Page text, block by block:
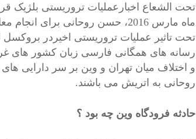
تحت الشعاع اخبارعملیات تروریستی
ماه مارس 2016، حسن روحانی
تحت تاثیر عملیات تروریستی اخیردر
رسانه های همگانی فارسی زبان کشور های
و اختلاف میان تهران و وین بر سر دارایی
روحانی به اتریش می باشند.
حادثه فرودگاه وین چه بود ؟